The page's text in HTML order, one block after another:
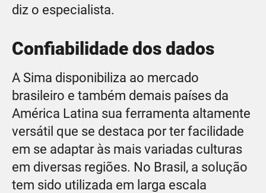
diz o especialista.
Confiabilidade dos dados
A Sima disponibiliza ao mercado
brasileiro e também demais países da
América Latina sua ferramenta altamente
versátil que se destaca por ter facilidade
em se adaptar às mais variadas culturas
em diversas regiões. No Brasil, a solução
tem sido utilizada em larga escala